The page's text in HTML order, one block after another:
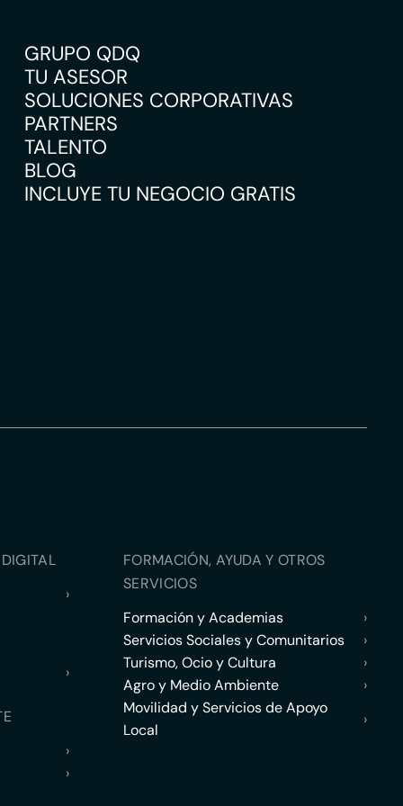
GRUPO QDQ
TU ASESOR
SOLUCIONES CORPORATIVAS
PARTNERS
TALENTO
BLOG
INCLUYE TU NEGOCIO GRATIS
›
›
›
›
FORMACIÓN, AYUDA Y OTROS
SERVICIOS
Formación y Academias
›
Servicios Sociales y Comunitarios
›
Turismo, Ocio y Cultura
›
Agro y Medio Ambiente
›
Movilidad y Servicios de Apoyo
Local
›